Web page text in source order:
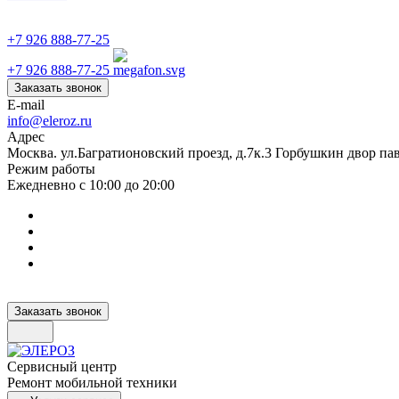
+7 926 888-77-25
+7 926 888-77-25
Заказать звонок
E-mail
info@eleroz.ru
Адрес
Москва. ул.Багратионовский проезд, д.7к.3 Горбушкин двор
Режим работы
Ежедневно с 10:00 до 20:00
Заказать звонок
Сервисный центр
Ремонт мобильной техники